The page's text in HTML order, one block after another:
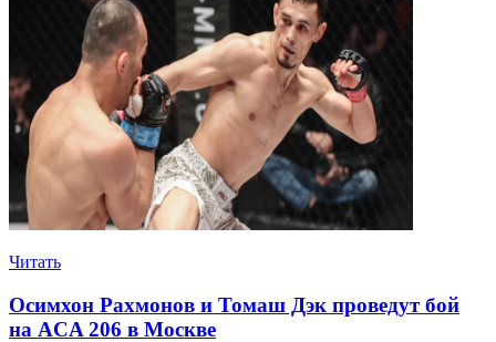
Читать
Осимхон Рахмонов и Томаш Дэк проведут бой
на ACA 206 в Москве